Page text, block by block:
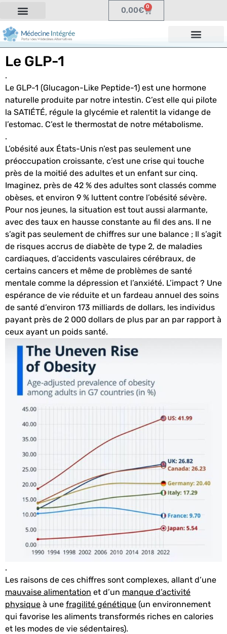
0,00€ 0
Le GLP-1
.
Le GLP-1 (Glucagon-Like Peptide-1) est une hormone
naturelle produite par notre intestin. C’est elle qui pilote
la SATIÉTÉ, régule la glycémie et ralentit la vidange de
l’estomac. C’est le thermostat de notre métabolisme.
.
L’obésité aux États-Unis n’est pas seulement une
préoccupation croissante, c’est une crise qui touche
près de la moitié des adultes et un enfant sur cinq.
Imaginez, près de 42 % des adultes sont classés comme
obèses, et environ 9 % luttent contre l’obésité sévère.
Pour nos jeunes, la situation est tout aussi alarmante,
avec des taux en hausse constante au fil des ans. Il ne
s’agit pas seulement de chiffres sur une balance ; Il s’agit
de risques accrus de diabète de type 2, de maladies
cardiaques, d’accidents vasculaires cérébraux, de
certains cancers et même de problèmes de santé
mentale comme la dépression et l’anxiété. L’impact ? Une
espérance de vie réduite et un fardeau annuel des soins
de santé d’environ 173 milliards de dollars, les individus
payant près de 2 000 dollars de plus par an par rapport à
ceux ayant un poids santé.
.
Les raisons de ces chiffres sont complexes, allant d’une
mauvaise alimentation et d’un manque d’activité
physique à une fragilité génétique (un environnement
qui favorise les aliments transformés riches en calories
et les modes de vie sédentaires).